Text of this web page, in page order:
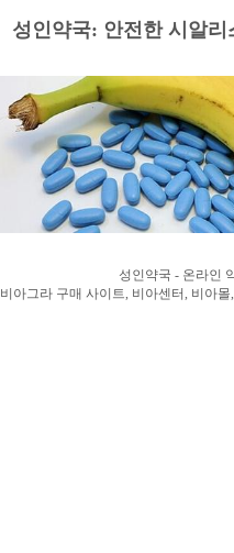
성인약국: 안전한 시알리
성인약국 - 온라인
비아그라 구매 사이트, 비아센터, 비아